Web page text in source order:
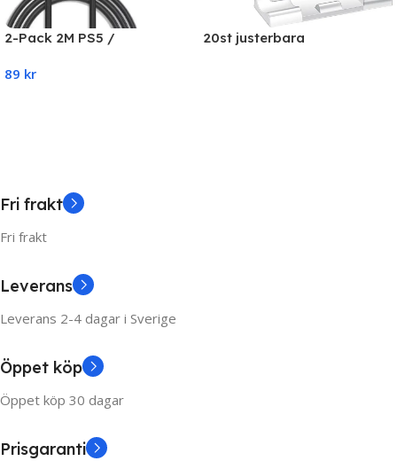
2-Pack 2M PS5 /
handkontroll
89 kr
20st justerbara
Fri frakt
Fri frakt
Leverans
Leverans 2-4 dagar i Sverige
Öppet köp
Öppet köp 30 dagar
Prisgaranti